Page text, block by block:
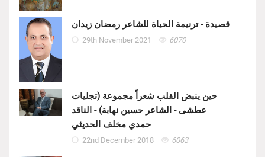
قصيدة - ترنيمة الحياة للشاعر رمضان زيدان
29th November 2021 6070
حين ينبض القلب شعراً مجموعة (تجليات
عطشى - الشاعر حسين نهابة) - الناقد
حمدي مخلف الحديثي
22nd December 2018 6063